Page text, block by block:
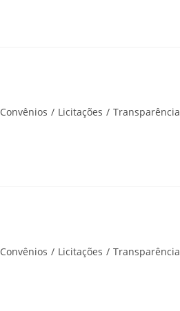
Convênios / Licitações / Transparência
Convênios / Licitações / Transparência